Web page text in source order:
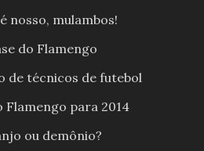
nosso, mulambos!
do Flamengo
de técnicos de futebol
Flamengo para 2014
ou demônio?